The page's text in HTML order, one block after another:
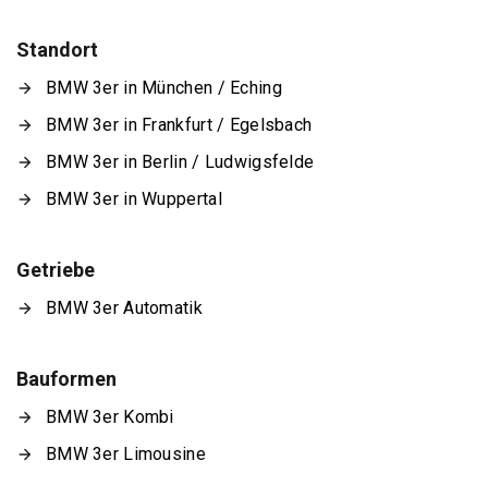
Standort
BMW 3er in München / Eching
BMW 3er in Frankfurt / Egelsbach
BMW 3er in Berlin / Ludwigsfelde
BMW 3er in Wuppertal
Getriebe
BMW 3er Automatik
Bauformen
BMW 3er Kombi
BMW 3er Limousine